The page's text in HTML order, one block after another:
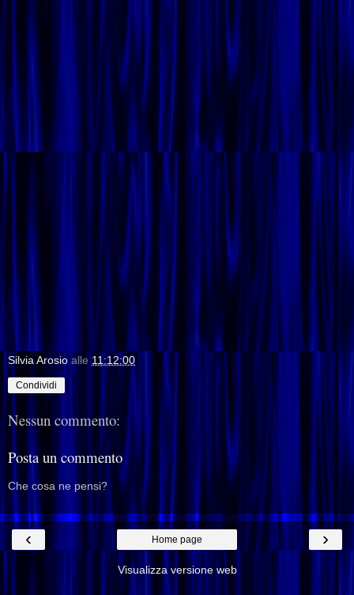
Silvia Arosio alle 11:12:00
Condividi
Nessun commento:
Posta un commento
Che cosa ne pensi?
‹ ›
Home page
Visualizza versione web